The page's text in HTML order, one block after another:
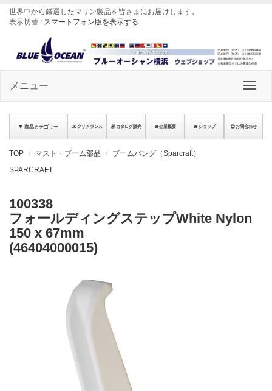
世界中から厳選したマリン製品を皆さまにお届けします。
表示切替 : スマートフォン版を表示する
メニュー
▼ 商品カテゴリー クリアランス カタログ販売 企業概要 ショップ お問合わせ
TOP マスト・ブーム部品
ブームバング（Sparcraft）
SPARCRAFT
100338
フォールディングステップWhite Nylon
150 x 67mm
(46404000015)